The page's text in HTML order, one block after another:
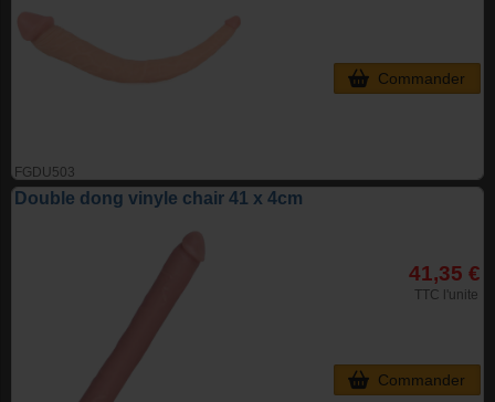
FGDU503
Commander
Double dong vinyle chair 41 x 4cm
41,35 €
TTC l'unite
Commander